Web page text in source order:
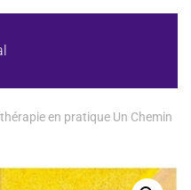
en pratique Un Chemin